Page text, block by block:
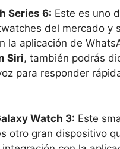
Series 6: Este es uno
del mercado y
la aplicación de
Siri, también podrás
para responder
Watch 3: Este
otro gran dispositivo